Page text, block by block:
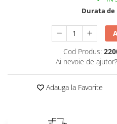
Durata
Cod Produs:
Ai nevoie de ajutor?
Adauga la Favorite